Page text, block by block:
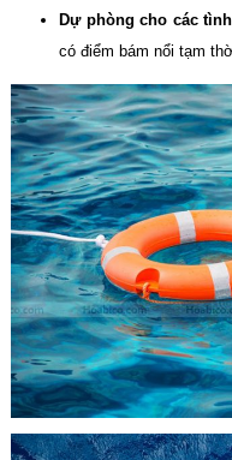
Dự phòng cho các
có điểm bám nổi tạm